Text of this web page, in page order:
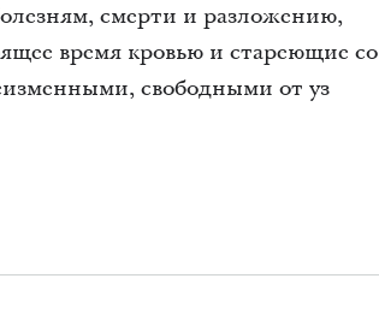
смерти и разложению,
время кровью и стареющие со
свободными от уз